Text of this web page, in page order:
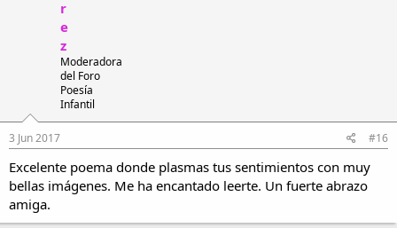
r
e
z
Moderadora
del Foro
Poesía
Infantil
3 Jun 2017 #16
Excelente poema donde plasmas tus sentimientos con muy
bellas imágenes. Me ha encantado leerte. Un fuerte abrazo
amiga.